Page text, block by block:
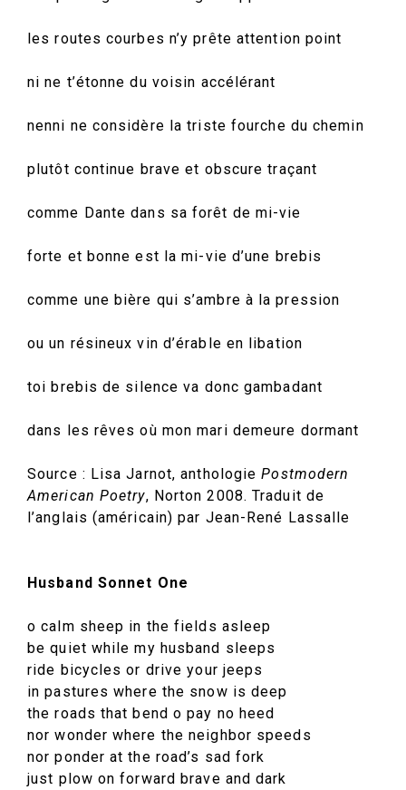
les routes courbes n’y prête attention point
ni ne t’étonne du voisin accélérant
nenni ne considère la triste fourche du chemin
plutôt continue brave et obscure traçant
comme Dante dans sa forêt de mi-vie
forte et bonne est la mi-vie d’une brebis
comme une bière qui s’ambre à la pression
ou un résineux vin d’érable en libation
toi brebis de silence va donc gambadant
dans les rêves où mon mari demeure dormant
Source : Lisa Jarnot, anthologiePostmodern
American Poetry, Norton 2008. Traduit de
l’anglais (américain) par Jean-René Lassalle
Husband Sonnet One
o calm sheep in the fields asleep
be quiet while my husband sleeps
ride bicycles or drive your jeeps
in pastures where the snow is deep
the roads that bend o pay no heed
nor wonder where the neighbor speeds
nor ponder at the road’s sad fork
just plow on forward brave and dark